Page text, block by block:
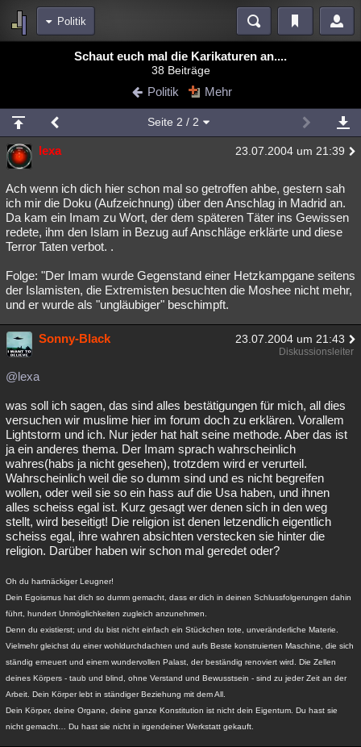
Politik
Blogs
Chat Wiki Neuigkeiten
meine Rubriken
Menschen Mystery Kriminalfälle
Spiritualität Verschwörungen Technologie Ufologie
Natur Umfragen Unterhaltung
weitere Rubriken
Astronomie Helpdesk Gruppen Gaming Filme
Musik
Übersichten
Besucht
Lesenswert Schlüsselwörter
Schaut euch mal die Karikaturen an....
38 Beiträge
Politik Mehr
Seite 2 / 2
lexa 23.07.2004 um 21:39
Ach wenn ich dich hier schon mal so getroffen ahbe, gestern sah
ich mir die Doku (Aufzeichnung) über den Anschlag in Madrid an.
Da kam ein Imam zu Wort, der dem späteren Täter ins Gewissen
redete, ihm den Islam in Bezug auf Anschläge erklärte und diese
Terror Taten verbot. .
Folge: "Der Imam wurde Gegenstand einer Hetzkampgane seitens
der Islamisten, die Extremisten besuchten die Moshee nicht mehr,
und er wurde als "ungläubiger" beschimpft.
Sonny-Black 23.07.2004 um 21:43
Diskussionsleiter
@lexa
was soll ich sagen, das sind alles bestätigungen für mich, all dies
versuchen wir muslime hier im forum doch zu erklären. Vorallem
Lightstorm und ich. Nur jeder hat halt seine methode. Aber das ist
ja ein anderes thema. Der Imam sprach wahrscheinlich
wahres(habs ja nicht gesehen), trotzdem wird er verurteil.
Wahrscheinlich weil die so dumm sind und es nicht begreifen
wollen, oder weil sie so ein hass auf die Usa haben, und ihnen
alles scheiss egal ist. Kurz gesagt wer denen sich in den weg
stellt, wird beseitigt! Die religion ist denen letzendlich eigentlich
scheiss egal, ihre wahren absichten verstecken sie hinter die
religion. Darüber haben wir schon mal geredet oder?
Oh du hartnäckiger Leugner!
Dein Egoismus hat dich so dumm gemacht, dass er dich in deinen Schlussfolgerungen dahin
führt, hundert Unmöglichkeiten zugleich anzunehmen.
Denn du existierst; und du bist nicht einfach ein Stückchen tote, unveränderliche Materie.
Vielmehr gleichst du einer wohldurchdachten und aufs Beste konstruierten Maschine, die sich
ständig erneuert und einem wundervollen Palast, der beständig renoviert wird. Die Zellen
deines Körpers - taub und blind, ohne Verstand und Bewusstsein - sind zu jeder Zeit an der
Arbeit. Dein Körper lebt in ständiger Beziehung mit dem All.
Dein Körper, deine Organe, deine ganze Konstitution ist nicht dein Eigentum. Du hast sie
nicht gemacht… Du hast sie nicht in irgendeiner Werkstatt gekauft.